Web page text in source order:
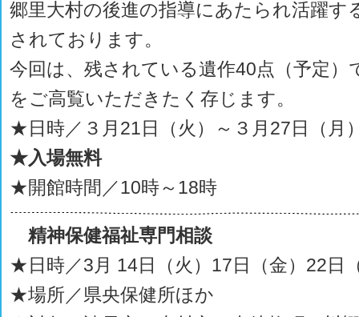
郷里大村の後進の指導にあたられ活躍す
されております。
今回は、残されている遺作40点（予定）
をご高覧いただきたく存じます。
★日時／３月21日（火）～３月27日（月
★入場無料
★開館時間／10時～18時
精神保健福祉専門相談
★日時／3月 14日（火）17日（金）22日
★場所／県央保健所ほか